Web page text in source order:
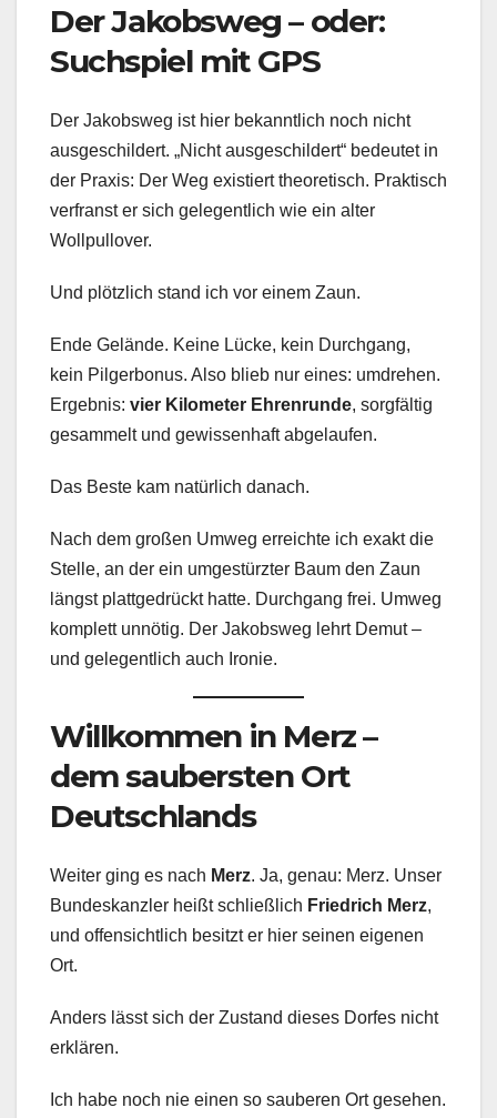
Der Jakobsweg – oder:
Suchspiel mit GPS
Der Jakobsweg ist hier bekanntlich noch nicht
ausgeschildert. „Nicht ausgeschildert“ bedeutet in
der Praxis: Der Weg existiert theoretisch. Praktisch
verfranst er sich gelegentlich wie ein alter
Wollpullover.
Und plötzlich stand ich vor einem Zaun.
Ende Gelände. Keine Lücke, kein Durchgang,
kein Pilgerbonus. Also blieb nur eines: umdrehen.
Ergebnis: vier Kilometer Ehrenrunde, sorgfältig
gesammelt und gewissenhaft abgelaufen.
Das Beste kam natürlich danach.
Nach dem großen Umweg erreichte ich exakt die
Stelle, an der ein umgestürzter Baum den Zaun
längst plattgedrückt hatte. Durchgang frei. Umweg
komplett unnötig. Der Jakobsweg lehrt Demut –
und gelegentlich auch Ironie.
Willkommen in Merz –
dem saubersten Ort
Deutschlands
Weiter ging es nach Merz. Ja, genau: Merz. Unser
Bundeskanzler heißt schließlich Friedrich Merz,
und offensichtlich besitzt er hier seinen eigenen
Ort.
Anders lässt sich der Zustand dieses Dorfes nicht
erklären.
Ich habe noch nie einen so sauberen Ort gesehen.